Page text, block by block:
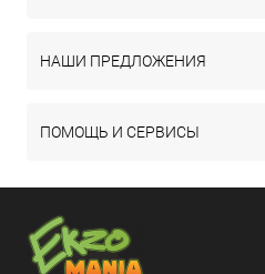
НАШИ ПРЕДЛОЖЕНИЯ
ПОМОЩЬ И СЕРВИСЫ